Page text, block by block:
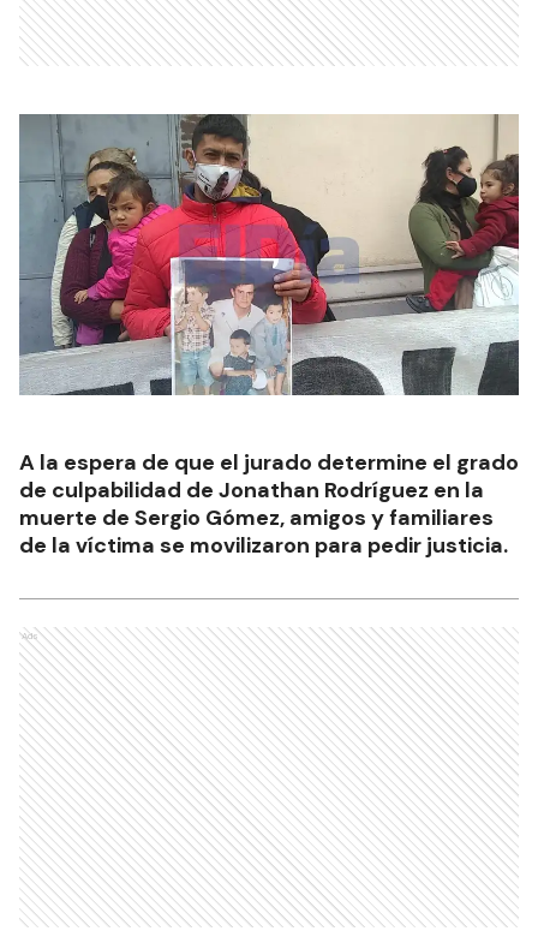
A la espera de que el jurado determine el grado
de culpabilidad de Jonathan Rodríguez en la
muerte de Sergio Gómez, amigos y familiares
de la víctima se movilizaron para pedir justicia.
Ads